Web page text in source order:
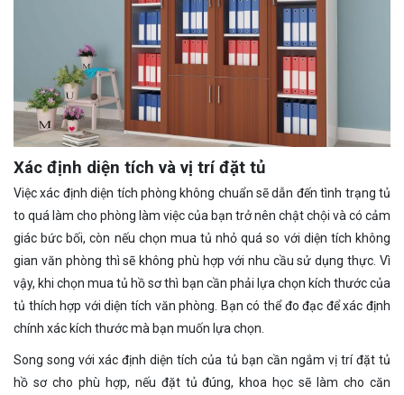
Xác định diện tích và vị trí đặt tủ
Việc xác định diện tích phòng không chuẩn sẽ dẫn đến tình trạng tủ
to quá làm cho phòng làm việc của bạn trở nên chật chội và có cảm
giác bức bối, còn nếu chọn mua tủ nhỏ quá so với diện tích không
gian văn phòng thì sẽ không phù hợp với nhu cầu sử dụng thực. Vì
vậy, khi chọn mua tủ hồ sơ thì bạn cần phải lựa chọn kích thước của
tủ thích hợp với diện tích văn phòng. Bạn có thể đo đạc để xác định
chính xác kích thước mà bạn muốn lựa chọn.
Song song với xác định diện tích của tủ bạn cần ngắm vị trí đặt tủ
hồ sơ cho phù hợp, nếu đặt tủ đúng, khoa học sẽ làm cho căn